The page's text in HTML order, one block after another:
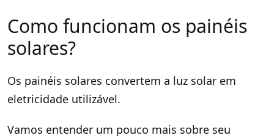
Como funcionam os painéis
solares?
Os painéis solares convertem a luz solar em
eletricidade utilizável.
Vamos entender um pouco mais sobre seu